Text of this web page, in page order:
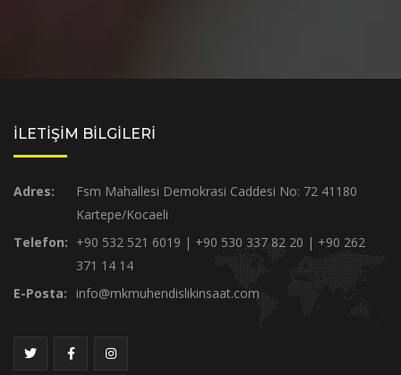
İLETİŞİM BİLGİLERİ
Adres:
Fsm Mahallesi Demokrasi Caddesi No: 72 41180
Kartepe/Kocaeli
Telefon: +90 532 521 6019 | +90 530 337 82 20 | +90 262
371 14 14
E-Posta:
info@mkmuhendislikinsaat.com